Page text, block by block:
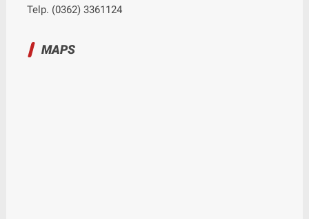
Telp. (0362) 3361124
MAPS